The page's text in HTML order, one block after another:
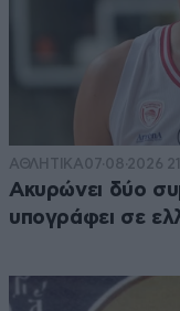
ΑΘΛΗΤΙΚΑ07·08·2026
Ακυρώνει δύο
υπογράφει σε